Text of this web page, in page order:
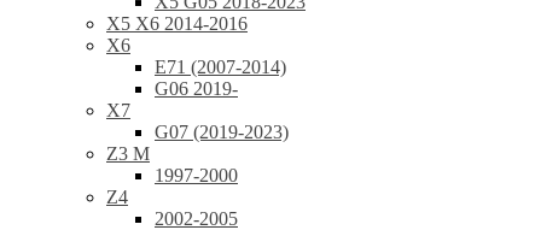
X5 X6 2014-2016
X6
E71 (2007-2014)
G06 2019-
X7
G07 (2019-2023)
Z3 M
1997-2000
Z4
2002-2005